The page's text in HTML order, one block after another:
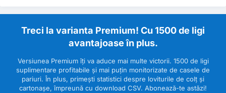
Treci la varianta Premium! Cu 1500 de ligi
avantajoase în plus.
Versiunea Premium îți va aduce mai multe victorii. 1500 de ligi
suplimentare profitabile și mai puțin monitorizate de casele de
pariuri. În plus, primești statistici despre loviturile de colț și
cartonașe, împreună cu download CSV. Abonează-te astăzi!